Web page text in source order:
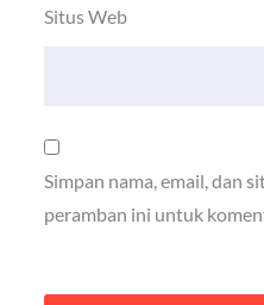
Situs Web
Simpan nama, email, dan
peramban ini untuk